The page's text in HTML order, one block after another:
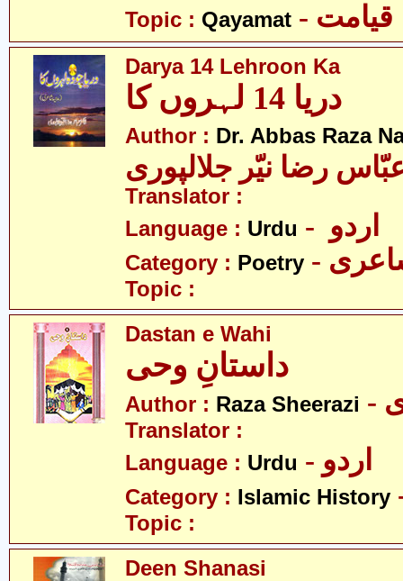
Topic : Qayamat - قیامت
Darya 14 Lehroon Ka
دریا 14 لہروں کا
Author : Dr. Abbas Raza
رضا نیّر جلالپوری
Translator :
Language : Urdu
Category : Poetry
Topic :
Dastan e Wahi
داستانِ وحی
Author : Raza Sheerazi
Translator :
Language : Urdu - اردو
Category : Islamic History
Topic :
Deen Shanasi